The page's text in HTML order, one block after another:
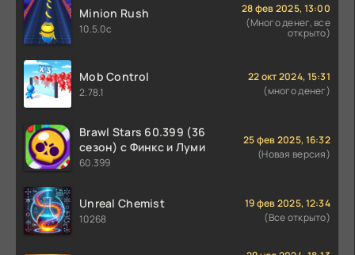
Minion Rush
10.5.0c
28 фев 2025, 13:00
(Много денег, все
открыто)
Mob Control
2.78.1
22 окт 2024, 15:31
(много денег)
Brawl Stars 60.399 (36
сезон) с Финкс и Луми
60.399
25 фев 2025, 16:32
(Новая версия)
Unreal Chemist
10268
19 фев 2025, 12:34
(Все открыто)